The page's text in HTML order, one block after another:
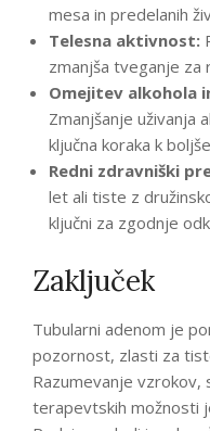
mesa in predelanih
Telesna aktivnost:
zmanjša tveganje za
Omejitev alkohola
Zmanjšanje uživanja
ključna koraka k
Redni zdravniški
let ali tiste z
ključni za zgodnje
Zaključek
Tubularni adenom je
pozornost, zlasti za
Razumevanje
terapevtskih možnosti